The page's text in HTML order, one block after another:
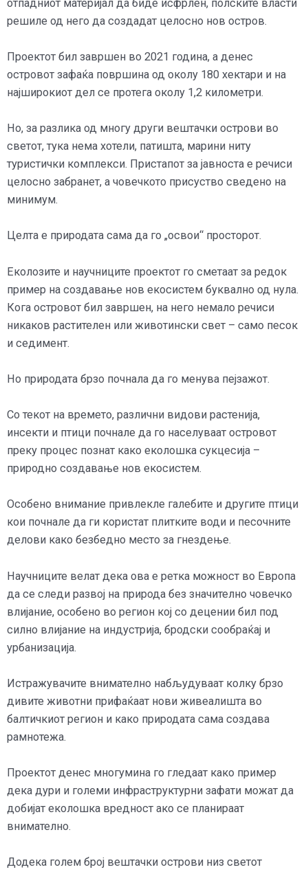
отпадниот материјал да биде исфрлен, полските власти
решиле од него да создадат целосно нов остров.
Проектот бил завршен во 2021 година, а денес
островот зафаќа површина од околу 180 хектари и на
најширокиот дел се протега околу 1,2 километри.
Но, за разлика од многу други вештачки острови во
светот, тука нема хотели, патишта, марини ниту
туристички комплекси. Пристапот за јавноста е речиси
целосно забранет, а човечкото присуство сведено на
минимум.
Целта е природата сама да го „освои“ просторот.
Еколозите и научниците проектот го сметаат за редок
пример на создавање нов екосистем буквално од нула.
Кога островот бил завршен, на него немало речиси
никаков растителен или животински свет – само песок
и седимент.
Но природата брзо почнала да го менува пејзажот.
Со текот на времето, различни видови растенија,
инсекти и птици почнале да го населуваат островот
преку процес познат како еколошка сукцесија –
природно создавање нов екосистем.
Особено внимание привлекле галебите и другите птици
кои почнале да ги користат плитките води и песочните
делови како безбедно место за гнездење.
Научниците велат дека ова е ретка можност во Европа
да се следи развој на природа без значително човечко
влијание, особено во регион кој со децении бил под
силно влијание на индустрија, бродски сообраќај и
урбанизација.
Истражувачите внимателно набљудуваат колку брзо
дивите животни прифаќаат нови живеалишта во
балтичкиот регион и како природата сама создава
рамнотежа.
Проектот денес многумина го гледаат како пример
дека дури и големи инфраструктурни зафати можат да
добијат еколошка вредност ако се планираат
внимателно.
Додека голем број вештачки острови низ светот